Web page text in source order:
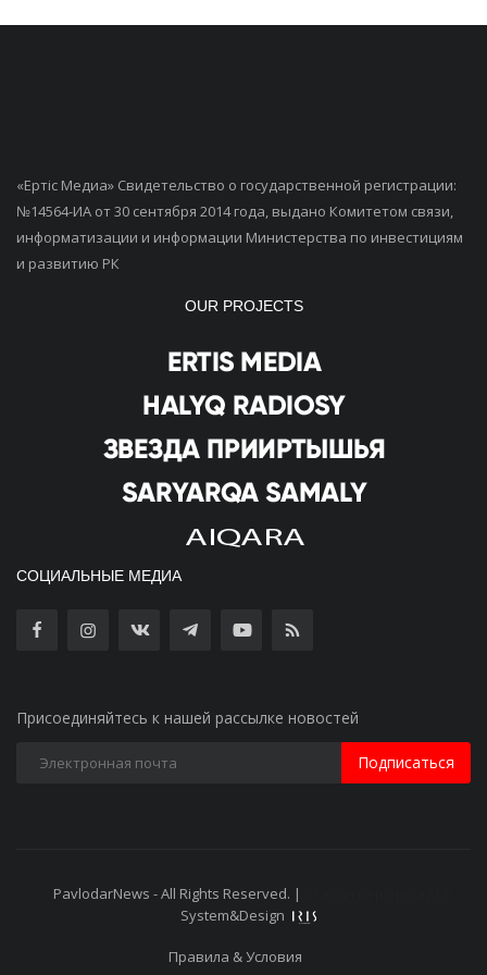
«Ертiс Медиа» Свидетельство о государственной регистрации:
№14564-ИА от 30 сентября 2014 года, выдано Комитетом связи,
информатизации и информации Министерства по инвестициям
и развитию РК
OUR PROJECTS
СОЦИАЛЬНЫЕ МЕДИА
Присоединяйтесь к нашей рассылке новостей
Подписаться
PavlodarNews - All Rights Reserved. |
System&Design
Правила & Условия